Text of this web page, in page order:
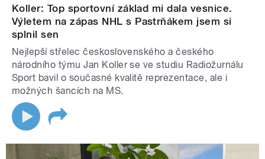
Koller: Top sportovní základ mi dala vesnice.
Výletem na zápas NHL s Pastrňákem jsem si
splnil sen
Nejlepší střelec československého a českého
národního týmu Jan Koller se ve studiu Radiožurnálu
Sport bavil o současné kvalitě reprezentace, ale i
možných šancích na MS.